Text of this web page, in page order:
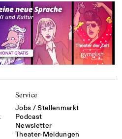
Service
Jobs / Stellenmarkt
Podcast
Newsletter
Theater-Meldungen